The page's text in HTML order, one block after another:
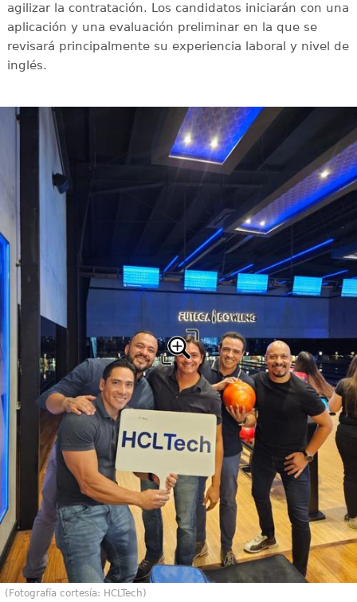
agilizar la contratación. Los candidatos iniciarán con una
aplicación y una evaluación preliminar en la que se
revisará principalmente su experiencia laboral y nivel de
inglés.
(Fotografía cortesía: HCLTech)